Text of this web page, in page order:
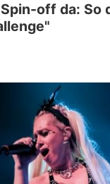
off da: So